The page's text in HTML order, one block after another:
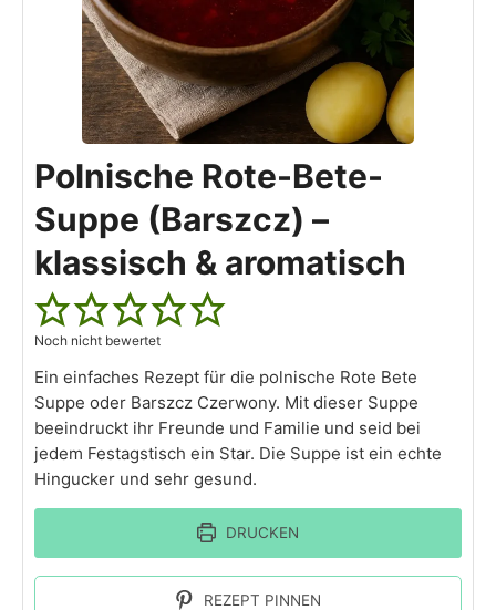
Polnische Rote-Bete-
Suppe (Barszcz) –
klassisch & aromatisch
Noch nicht bewertet
Ein einfaches Rezept für die polnische Rote Bete
Suppe oder Barszcz Czerwony. Mit dieser Suppe
beeindruckt ihr Freunde und Familie und seid bei
jedem Festagstisch ein Star. Die Suppe ist ein echte
Hingucker und sehr gesund.
DRUCKEN
REZEPT PINNEN